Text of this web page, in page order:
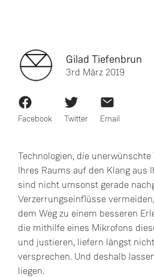
Technologien, die
Ihres Raums auf den Klang aus
sind nicht umsonst gerade
Verzerrungseinflüsse
dem Weg zu einem besseren
die mithilfe eines Mikrofons
und justieren, liefern längst
versprechen. Und deshalb
liegen.
Gilad Tiefenbrun
3rd März 2019
Facebook Twitter Email